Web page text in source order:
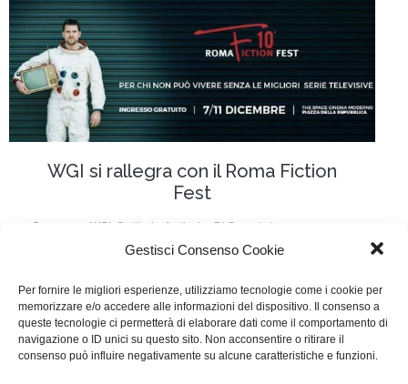
Gestisci Consenso Cookie
Per fornire le migliori esperienze, utilizziamo tecnologie come i cookie per
memorizzare e/o accedere alle informazioni del dispositivo. Il consenso a
queste tecnologie ci permetterà di elaborare dati come il comportamento di
navigazione o ID unici su questo sito. Non acconsentire o ritirare il
consenso può influire negativamente su alcune caratteristiche e funzioni.
WGI si rallegra con il Roma Fiction
Fest
Campagne WGI Scrittori a festival Di Segreteria
Lascia un commento
Il 10 Roma Fiction Fest rivolge particolare attenzione
agli sceneggiatori sia nella comunicazione che nello
spazio degli eventi.